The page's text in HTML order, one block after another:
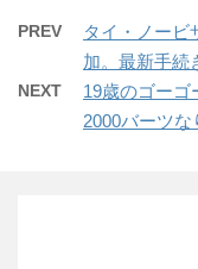
PREV
タイ・ノービ
加。最新手続
NEXT
19歳のゴーゴ
2000バーツな